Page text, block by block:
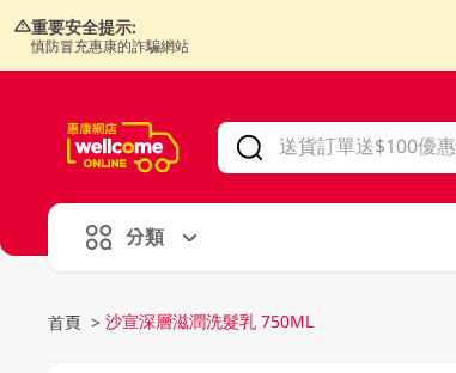
重要安全提示:
慎防冒充惠康的詐騙網站
分類
首頁 > 沙宣深層滋潤洗髮乳 750ML